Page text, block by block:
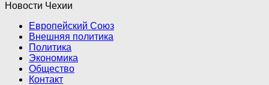
Новости Чехии
Европейский Союз
Внешняя политика
Политика
Экономика
Общество
Контакт